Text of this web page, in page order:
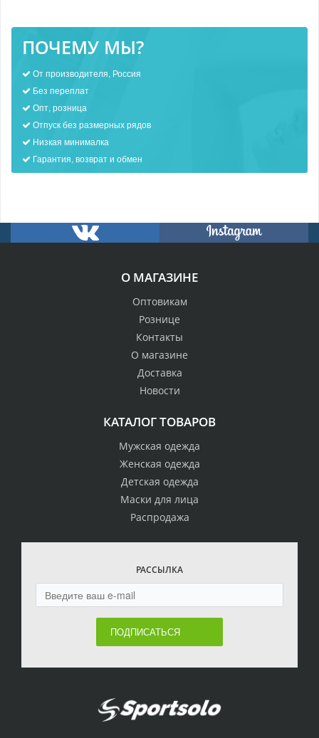
ПОЧЕМУ МЫ?
От производителя, Россия
Без переплат
Опт, розница
Отпуск без размерных рядов
Низкая минималка
Гарантия, возврат и обмен
О МАГАЗИНЕ
Оптовикам
Рознице
Контакты
О магазине
Доставка
Новости
КАТАЛОГ ТОВАРОВ
Мужская одежда
Женская одежда
Детская одежда
Маски для лица
Распродажа
РАССЫЛКА
ПОДПИСАТЬСЯ